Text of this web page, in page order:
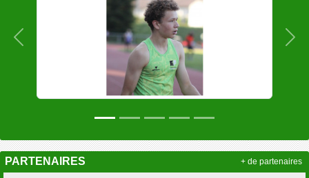
Précedent
PARTENAIRES + de partenaires